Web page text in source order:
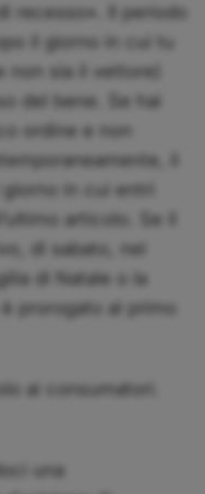
recesso». Il periodo
il giorno in cui tu
non sia il vettore)
del bene. Se hai
ordine e non
il
in cui entri
articolo. Se il
di sabato, nel
di Natale o la
prorogato al primo
ai consumatori.
una